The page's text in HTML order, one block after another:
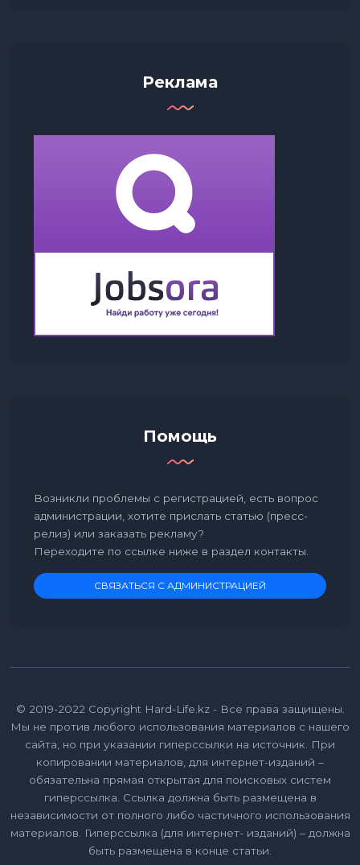
Реклама
Помощь
Возникли проблемы с регистрацией, есть вопрос
администрации, хотите прислать статью (пресс-
релиз) или заказать рекламу?
Переходите по ссылке ниже в раздел контакты.
СВЯЗАТЬСЯ С АДМИНИСТРАЦИЕЙ
© 2019-2022 Copyright Hard-Life.kz - Все права защищены.
Мы не против любого использования материалов с нашего
сайта, но при указании гиперссылки на источник. При
копировании материалов, для интернет-изданий –
обязательна прямая открытая для поисковых систем
гиперссылка. Ссылка должна быть размещена в
независимости от полного либо частичного использования
материалов. Гиперссылка (для интернет- изданий) – должна
быть размещена в конце статьи.